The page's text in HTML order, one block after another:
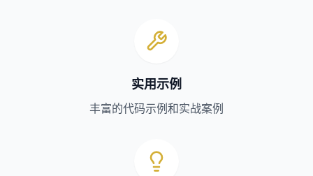
实用示例
丰富的代码示例和实战案例